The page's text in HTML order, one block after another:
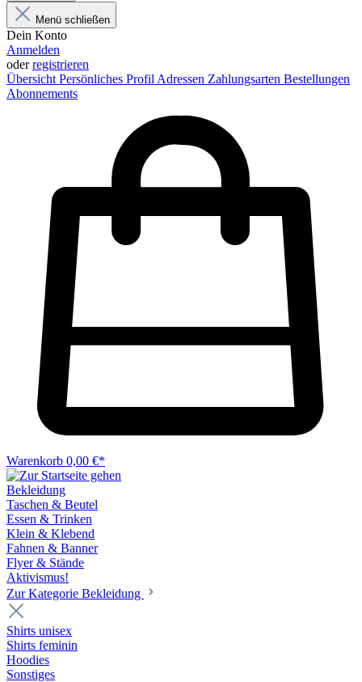
Menü schließen
Dein Konto
Anmelden
oderregistrieren
Übersicht Persönliches Profil Adressen Zahlungsarten Bestellungen
Abonnements
Warenkorb 0,00 €*
Bekleidung
Taschen & Beutel
Essen & Trinken
Klein & Klebend
Fahnen & Banner
Flyer & Stände
Aktivismus!
Zur Kategorie Bekleidung
Shirts unisex
Shirts feminin
Hoodies
Sonstiges